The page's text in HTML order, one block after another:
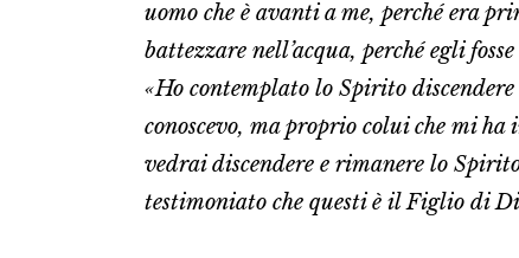
uomo che è avanti a me, perché era
battezzare nell’acqua, perché egli
«Ho contemplato lo Spirito
conoscevo, ma proprio colui che mi
vedrai discendere e rimanere lo
testimoniato che questi è il Figlio di